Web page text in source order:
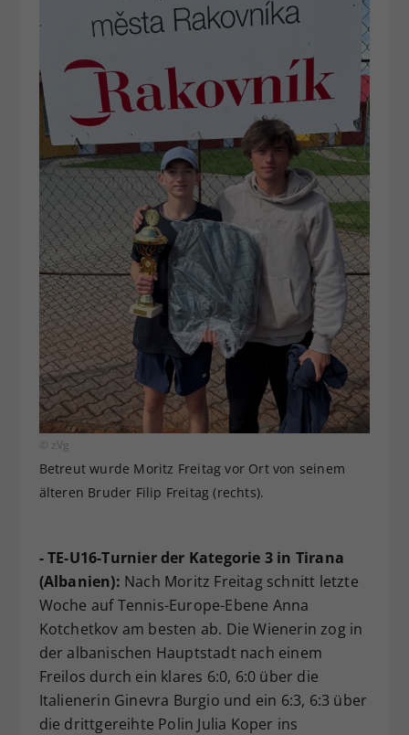
© zVg
Betreut wurde Moritz Freitag vor Ort von seinem
älteren Bruder Filip Freitag (rechts).
- TE-U16-Turnier der Kategorie 3 in Tirana
(Albanien): Nach Moritz Freitag schnitt letzte
Woche auf Tennis-Europe-Ebene Anna
Kotchetkov am besten ab. Die Wienerin zog in
der albanischen Hauptstadt nach einem
Freilos durch ein klares 6:0, 6:0 über die
Italienerin Ginevra Burgio und ein 6:3, 6:3 über
die drittgereihte Polin Julia Koper ins